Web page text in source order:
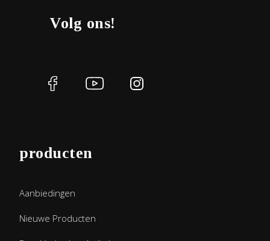
Volg ons!
producten
Aanbiedingen
Nieuwe Producten